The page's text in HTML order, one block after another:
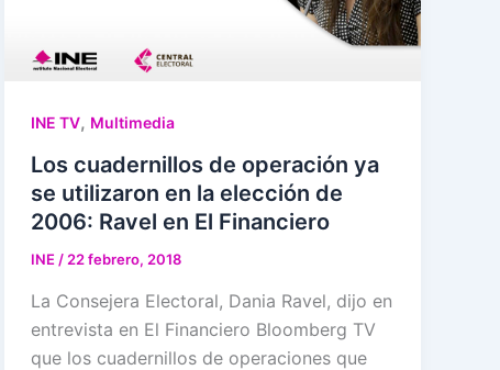
INE TV, Multimedia
Los cuadernillos de operación ya
se utilizaron en la elección de
2006: Ravel en El Financiero
INE/22 febrero, 2018
La Consejera Electoral, Dania Ravel, dijo en
entrevista en El Financiero Bloomberg TV
que los cuadernillos de operaciones que